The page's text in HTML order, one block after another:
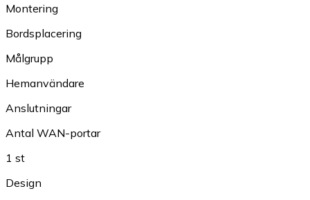
Montering
Bordsplacering
Målgrupp
Hemanvändare
Anslutningar
Antal WAN-portar
1 st
Design